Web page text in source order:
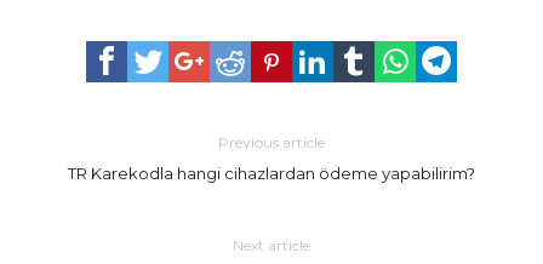
Previous article
TR Karekodla hangi cihazlardan ödeme yapabilirim?
Next article